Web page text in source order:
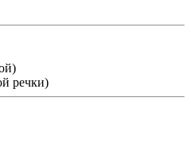
речки)